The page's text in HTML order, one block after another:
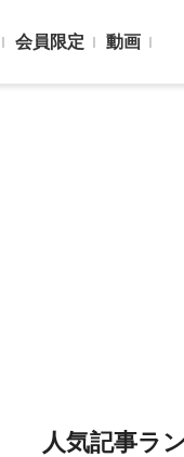
会員限定 動画
人気記事ラ